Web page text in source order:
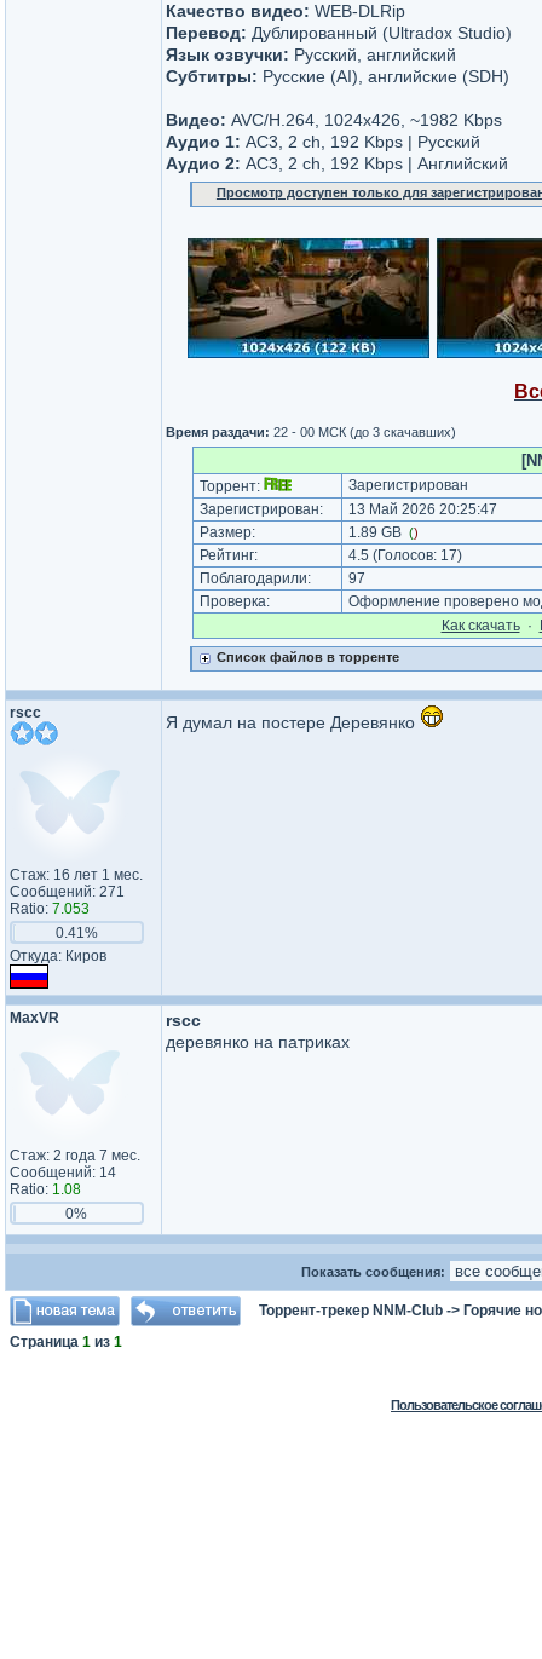
Качество видео: WEB-DLRip
Перевод: Дублированный (Ultradox Studio)
Язык озвучки: Русский, английский
Субтитры: Русские (AI), английские (SDH)
Видео: AVC/H.264, 1024x426, ~1982 Kbps
Аудио 1: AC3, 2 ch, 192 Kbps | Русский
Аудио 2: AC3, 2 ch, 192 Kbps | Английский
Просмотр доступен только для
Время раздачи: 22 - 00 МСК (до 3 скачавших)
Торрент:
Зарегистрирован
Зарегистрирован:
13 Май 2026 20:25:47
Размер:
1.89 GB ()
Рейтинг: 4.5 (Голосов: 17)
Поблагодарили:
97
Проверка:
Оформление проверено
Как cкачать·
Список файлов в торренте
rscc
Стаж: 16 лет 1 мес.
Сообщений: 271
Ratio: 7.053
0.41%
Откуда: Киров
Я думал на постере Деревянко
MaxVR
Стаж: 2 года 7 мес.
Сообщений: 14
Ratio: 1.08
0%
rscc
деревянко на патриках
Показать сообщения:
Торрент-трекер NNM-Club -> Горячие
Страница 1 из 1
Пользовательское